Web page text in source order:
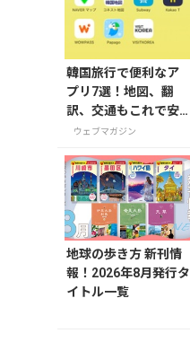
韓国旅行で便利なア
プリ7選！地図、翻
訳、交通もこれで安
心ウェブマガジン
地球の歩き方 新刊情
報！2026年8月発行タ
イトル一覧